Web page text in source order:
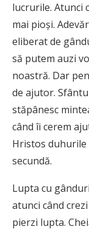
lucrurile. Atunci
mai pioşi.
eliberat de
să putem auzi
noastră. Dar
de ajutor.
stăpânesc
când îi cerem
Hristos duhurile
secundă.
Lupta cu
atunci când
pierzi lupta.